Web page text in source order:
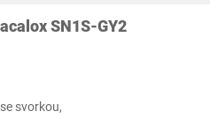
SN1S-GY2
svorkou,